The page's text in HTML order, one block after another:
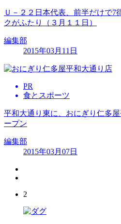
Ｕ－２２日本代表、前半だけで7
クがふたり（３月１１日）
編集部
2015年03月11日
PR
食とスポーツ
平和大通り東に、おにぎり仁多
ープン
編集部
2015年03月07日
2